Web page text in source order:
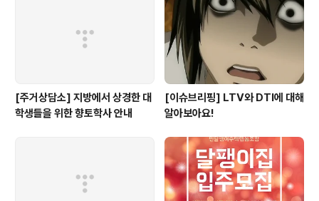
[주거상담소] 지방에서 상경한 대
학생들을 위한 향토학사 안내
[이슈브리핑] LTV와 DTI에 대해
알아보아요!